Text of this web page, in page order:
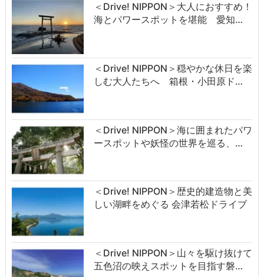
＜Drive! NIPPON＞大人におすすめ！
海とパワースポットを堪能 愛知…
＜Drive! NIPPON＞穏やかな休日を楽
しむ大人たちへ 箱根・小田原ド…
＜Drive! NIPPON＞海に囲まれたパワ
ースポットや妖怪の世界を巡る、…
＜Drive! NIPPON＞歴史的建造物と美
しい湖畔をめぐる 会津若松ドライブ
＜Drive! NIPPON＞山々を駆け抜けて
五色沼の映えスポットを目指す磐…